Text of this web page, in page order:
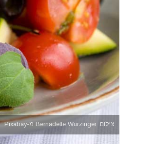
צילום: Bernadette Wurzinger מ-Pixabay